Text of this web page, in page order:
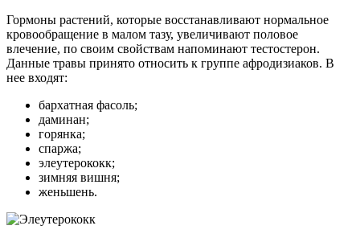
Гормоны растений, которые восстанавливают нормальное
кровообращение в малом тазу, увеличивают половое
влечение, по своим свойствам напоминают тестостерон.
Данные травы принято относить к группе афродизиаков. В
нее входят:
бархатная фасоль;
даминан;
горянка;
спаржа;
элеутерококк;
зимняя вишня;
женьшень.